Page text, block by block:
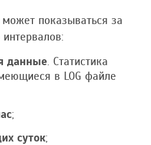
может показываться за
данные. Статистика
в LOG файле
;
суток;